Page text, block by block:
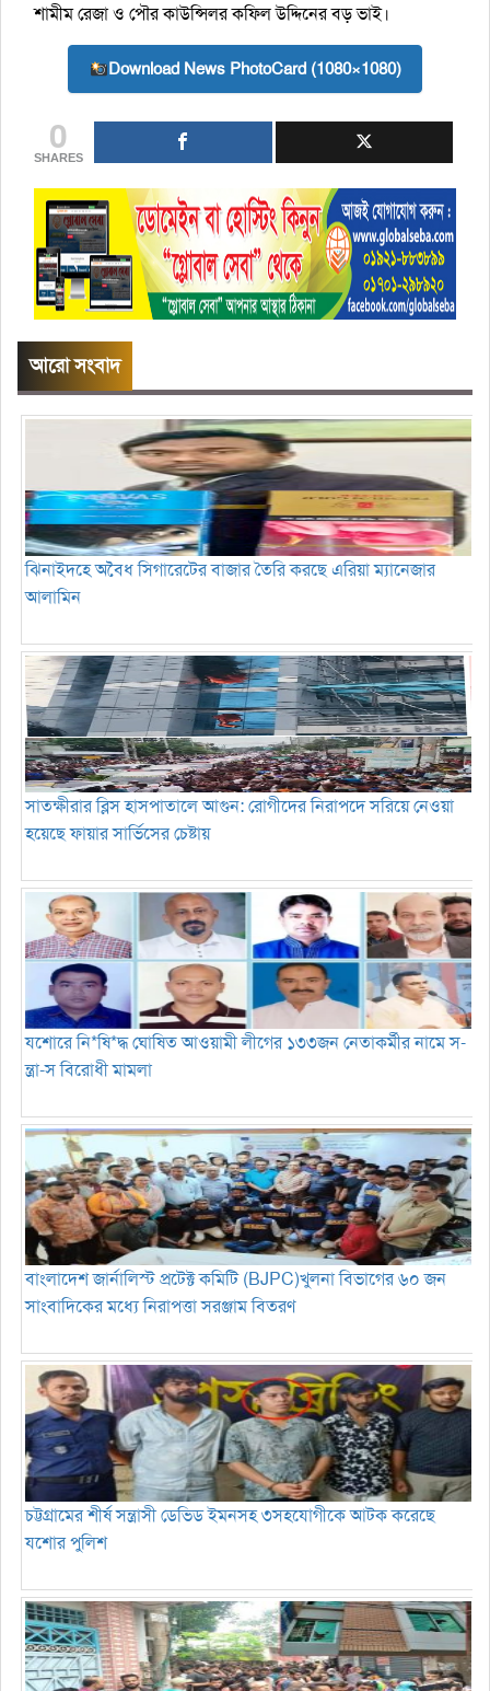
শামীম রেজা ও পৌর কাউন্সিলর কফিল উদ্দিনের বড় ভাই।
Download News PhotoCard (1080×1080)
0
SHARES
আরো সংবাদ
ঝিনাইদহে অবৈধ সিগারেটের বাজার তৈরি করছে এরিয়া ম্যানেজার
আলামিন
সাতক্ষীরার ব্লিস হাসপাতালে আগুন: রোগীদের নিরাপদে সরিয়ে নেওয়া
হয়েছে ফায়ার সার্ভিসের চেষ্টায়
যশোরে নি*ষি*দ্ধ ঘোষিত আওয়ামী লীগের ১৩৩জন নেতাকর্মীর নামে স-
ন্ত্রা-স বিরোধী মামলা
বাংলাদেশ জার্নালিস্ট প্রটেক্ট কমিটি (BJPC)খুলনা বিভাগের ৬০ জন
সাংবাদিকের মধ্যে নিরাপত্তা সরঞ্জাম বিতরণ
চট্টগ্রামের শীর্ষ সন্ত্রাসী ডেভিড ইমনসহ ৩সহযোগীকে আটক করেছে
যশোর পুলিশ